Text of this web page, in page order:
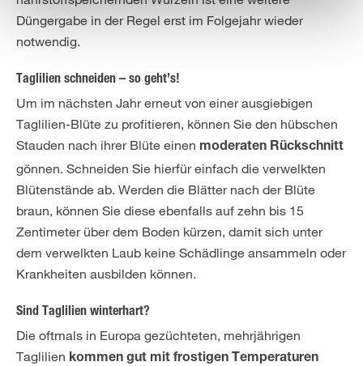
Düngergabe in der Regel erst im Folgejahr wieder
notwendig.
Taglilien schneiden – so geht’s!
Um im nächsten Jahr erneut von einer ausgiebigen
Taglilien-Blüte zu profitieren, können Sie den hübschen
Stauden nach ihrer Blüte einen moderaten Rückschnitt
gönnen. Schneiden Sie hierfür einfach die verwelkten
Blütenstände ab. Werden die Blätter nach der Blüte
braun, können Sie diese ebenfalls auf zehn bis 15
Zentimeter über dem Boden kürzen, damit sich unter
dem verwelkten Laub keine Schädlinge ansammeln oder
Krankheiten ausbilden können.
Sind Taglilien winterhart?
Die oftmals in Europa gezüchteten, mehrjährigen
Taglilien kommen gut mit frostigen Temperaturen